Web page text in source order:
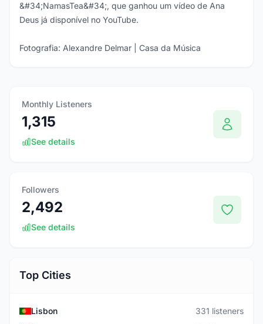
&#34;NamasTea&#34;, que ganhou um vídeo de Ana
Deus já disponível no YouTube.
Fotografia: Alexandre Delmar | Casa da Música
Monthly Listeners
1,315
See details
Followers
2,492
See details
Top Cities
Lisbon
331 listeners